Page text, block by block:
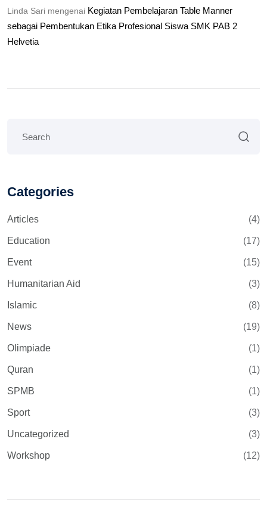
Linda Sari mengenai Kegiatan Pembelajaran Table Manner
sebagai Pembentukan Etika Profesional Siswa SMK PAB 2
Helvetia
Categories
Articles (4)
Education (17)
Event (15)
Humanitarian Aid (3)
Islamic (8)
News (19)
Olimpiade (1)
Quran (1)
SPMB (1)
Sport (3)
Uncategorized (3)
Workshop (12)